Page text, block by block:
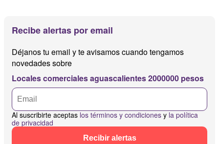
Recibe alertas por email
Déjanos tu email y te avisamos cuando tengamos
novedades sobre
Locales comerciales aguascalientes 2000000 pesos
Al suscribirte aceptas los términos y condiciones y la política
de privacidad
Recibir alertas